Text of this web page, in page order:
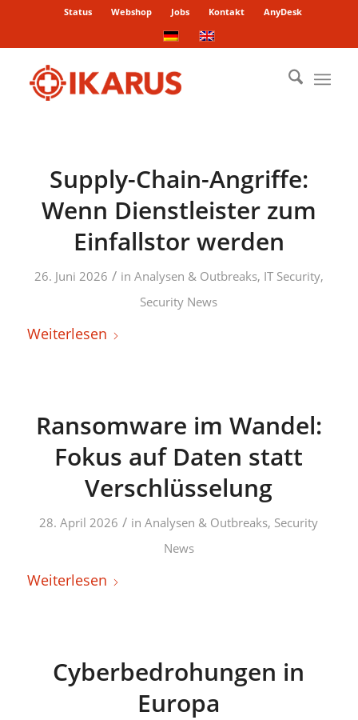
Status Webshop Jobs Kontakt AnyDesk
Supply-Chain-Angriffe:
Wenn Dienstleister zum
Einfallstor werden
26. Juni 2026 / in Analysen & Outbreaks, IT Security,
Security News
Weiterlesen
Ransomware im Wandel:
Fokus auf Daten statt
Verschlüsselung
28. April 2026 / inAnalysen & Outbreaks, Security
News
Weiterlesen
Cyberbedrohungen in
Europa